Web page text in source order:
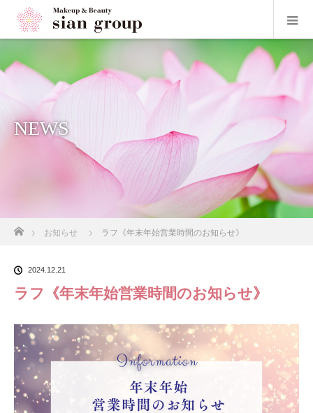
NEWS
ホーム
お知らせ ラフ《年末年始営業時間のお知らせ》
2024.12.21
ラフ《年末年始営業時間のお知らせ》